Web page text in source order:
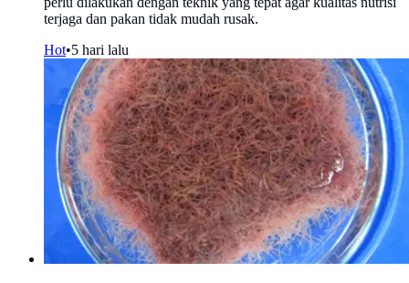
terjaga dan pakan tidak mudah rusak.
Hot•5 hari lalu